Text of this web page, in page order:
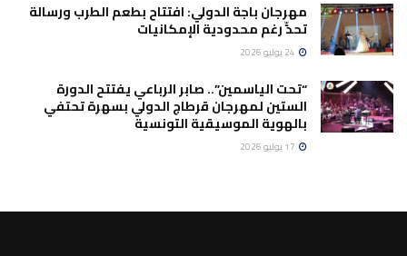
مهرجان باجة الدولي: افتتاح بطعم الطرب ورسالة
تحدٍّ رغم محدودية الإمكانيات
“تحت الياسمين”.. صابر الرباعي يفتتح الدورة
الستين لمهرجان قرطاج الدولي بسهرة تحتفي
بالهوية الموسيقية التونسية